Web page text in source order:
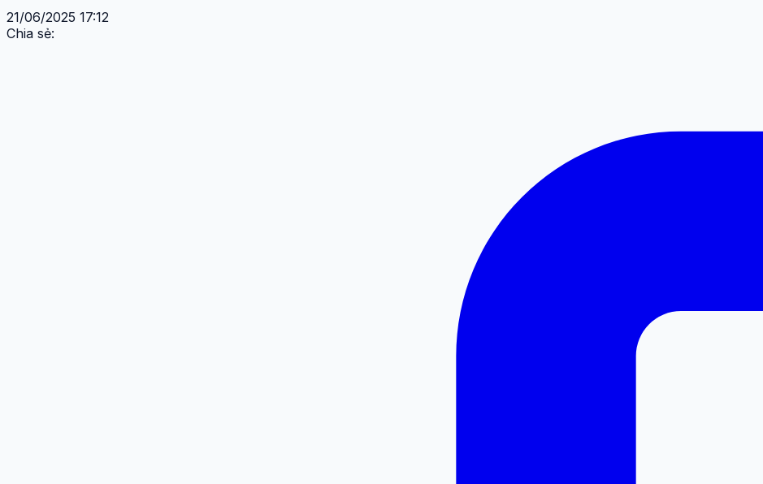
21/06/2025 17:12
Chia sẻ: